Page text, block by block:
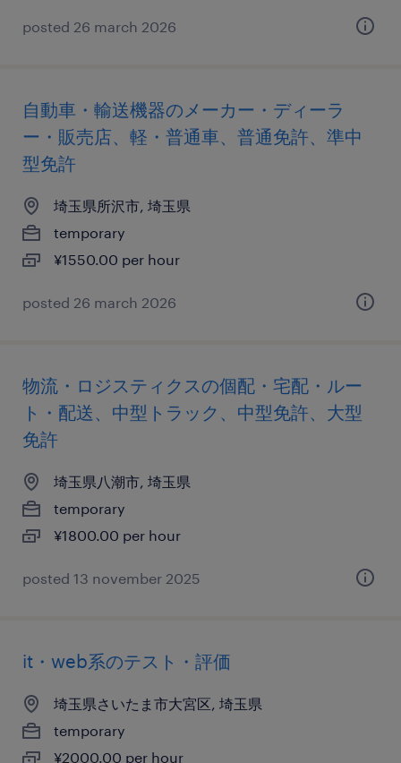
posted 26 march 2026
自動車・輸送機器のメーカー・ディーラ
ー・販売店、軽・普通車、普通免許、準中
型免許
埼玉県所沢市, 埼玉県
temporary
¥1550.00 per hour
posted 26 march 2026
物流・ロジスティクスの個配・宅配・ルー
ト・配送、中型トラック、中型免許、大型
免許
埼玉県八潮市, 埼玉県
temporary
¥1800.00 per hour
posted 13 november 2025
it・web系のテスト・評価
埼玉県さいたま市大宮区, 埼玉県
temporary
¥2000.00 per hour